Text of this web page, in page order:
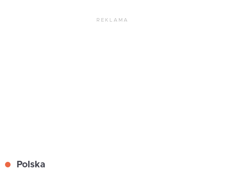
REKLAMA
Polska